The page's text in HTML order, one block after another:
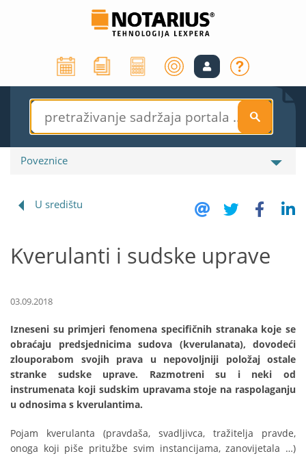
S
Poveznice
U središtu
Kverulanti i sudske uprave
03.09.2018
Izneseni su primjeri fenomena specifičnih stranaka koje se
obraćaju predsjednicima sudova (kverulanata), dovodeći
zlouporabom svojih prava u nepovoljniji položaj ostale
stranke sudske uprave. Razmotreni su i neki od
instrumenata koji sudskim upravama stoje na raspolaganju
u odnosima s kverulantima.
Pojam kverulanta (pravdaša, svadljivca, tražitelja pravde,
onoga koji piše pritužbe svim instancijama, zanovijetala …)